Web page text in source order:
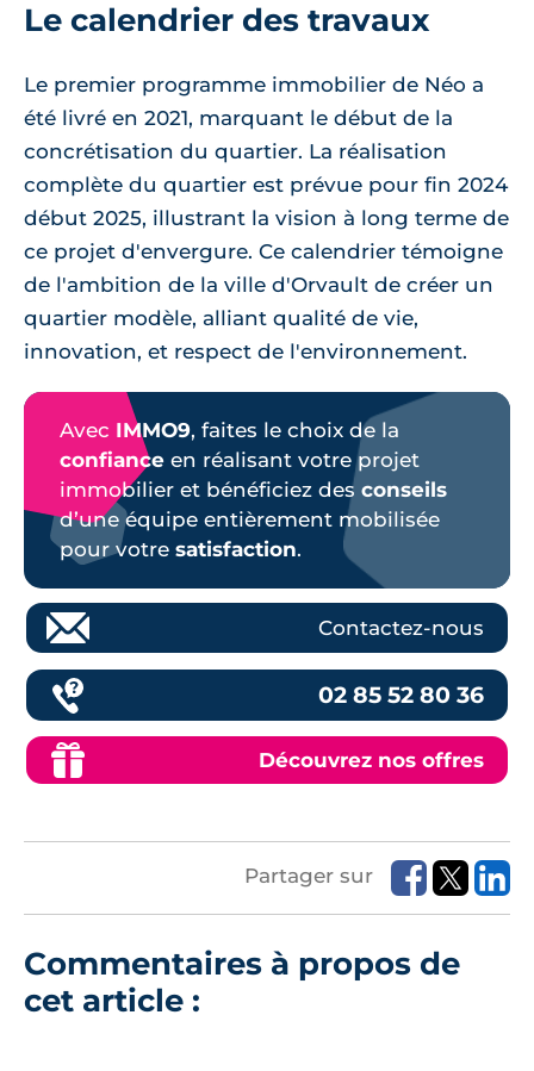
Le calendrier des travaux
Le premier programme immobilier de Néo a
été livré en 2021, marquant le début de la
concrétisation du quartier. La réalisation
complète du quartier est prévue pour fin 2024
début 2025, illustrant la vision à long terme de
ce projet d'envergure. Ce calendrier témoigne
de l'ambition de la ville d'Orvault de créer un
quartier modèle, alliant qualité de vie,
innovation, et respect de l'environnement.
Avec IMMO9, faites le choix de la
confiance en réalisant votre projet
immobilier et bénéficiez des conseils
d’une équipe entièrement mobilisée
pour votre satisfaction.
Contactez-nous
02 85 52 80 36
Découvrez nos offres
Partager sur
Commentaires à propos de
cet article :